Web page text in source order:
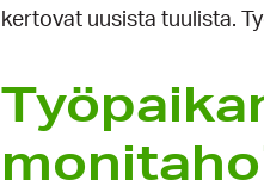
kertovat uusista tuulista.